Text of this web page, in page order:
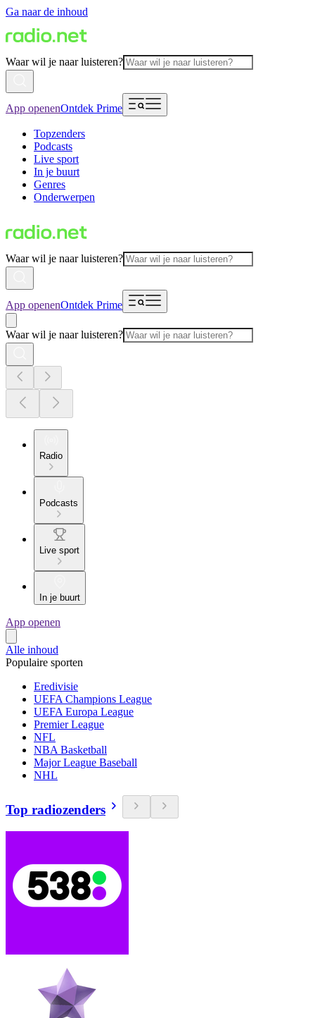
Ga naar de inhoud
Waar wil je naar luisteren?
App openenOntdek Prime
Topzenders
Podcasts
Live sport
In je buurt
Genres
Onderwerpen
Waar wil je naar luisteren?
App openenOntdek Prime
Waar wil je naar luisteren?
Radio
Podcasts
Live sport
In je buurt
App openen
Alle inhoud
Populaire sporten
Eredivisie
UEFA Champions League
UEFA Europa League
Premier League
NFL
NBA Basketball
Major League Baseball
NHL
Top radiozenders